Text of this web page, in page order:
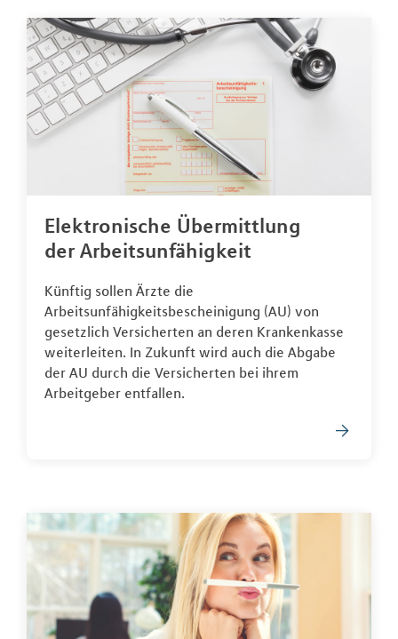
Elektronische Übermittlung
der Arbeitsunfähigkeit
Künftig sollen Ärzte die
Arbeitsunfähigkeitsbescheinigung (AU) von
gesetzlich Versicherten an deren Krankenkasse
weiterleiten. In Zukunft wird auch die Abgabe
der AU durch die Versicherten bei ihrem
Arbeitgeber entfallen.